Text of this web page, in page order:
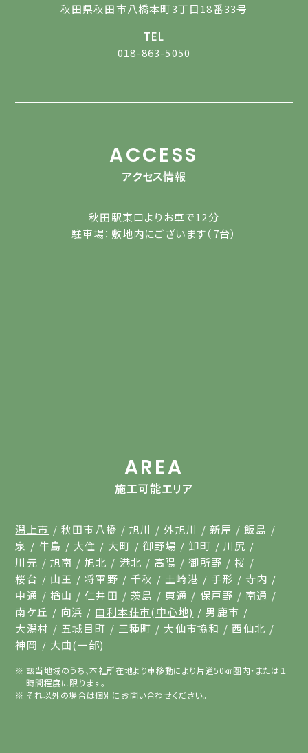
秋田県秋田市八橋本町3丁目18番33号
TEL
018-863-5050
ACCESS
アクセス情報
秋田駅東口よりお車で12分
駐車場：敷地内にございます（7台）
AREA
施工可能エリア
潟上市 秋田市八橋 旭川 外旭川 新屋
飯島
泉
牛島 大住 大町 御野場 卸町
川尻
川元
旭南 旭北 港北 高陽 御所野
桜
桜台
山王 将軍野 千秋 土崎港 手形
寺内
中通
楢山 仁井田 茨島 東通 保戸野
南通
南ケ丘
向浜 由利本荘市(中心地)
男鹿市
大潟村
五城目町 三種町 大仙市協和
西仙北
神岡
大曲(一部)
該当地域のうち、本社所在地より車移動により片道50㎞圏内・または１
時間程度に限ります。
それ以外の場合は個別にお問い合わせください。